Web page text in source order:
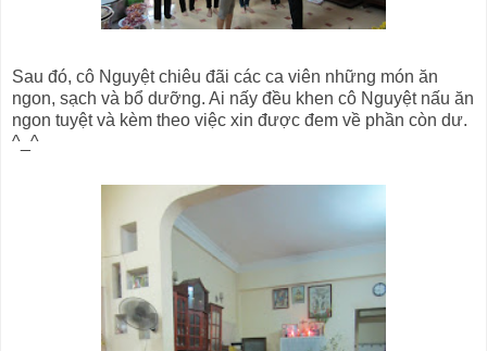
Sau đó, cô Nguyệt chiêu đãi các ca viên những món ăn
ngon, sạch và bổ dưỡng. Ai nấy đều khen cô Nguyệt nấu ăn
ngon tuyệt và kèm theo việc xin được đem về phần còn dư.
^_^